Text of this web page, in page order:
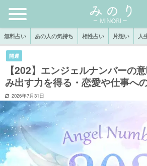
無料占い あの人の気持ち 相性占い 片想い 人
開運
【202】エンジェルナンバーの
み出す力を得る・恋愛や仕事へ
2026年7月31日